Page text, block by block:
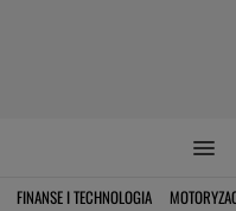
FINANSE I TECHNOLOGIA